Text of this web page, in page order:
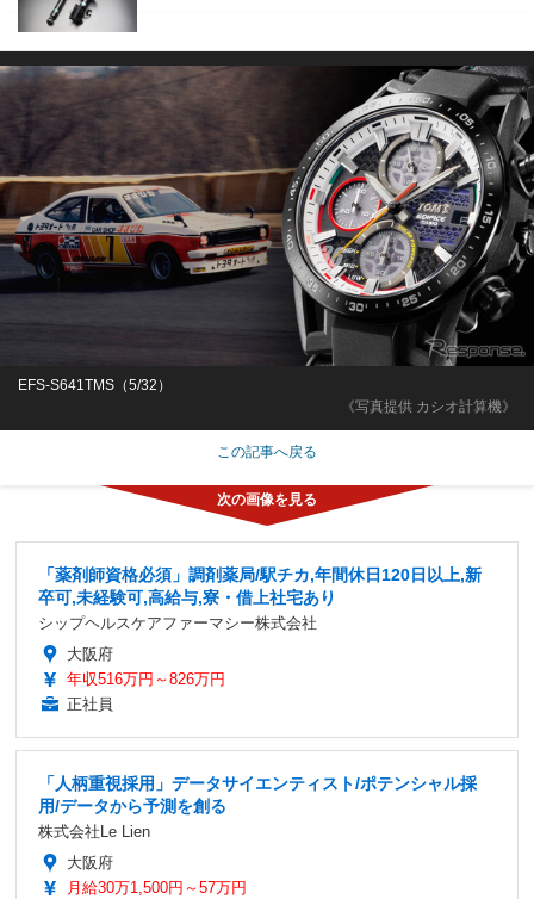
《写真提供 カシオ計算機》
EFS-S641TMS（5/32）
この記事へ戻る
「薬剤師資格必須」調剤薬局/駅チカ,年間休日120日以上,新
卒可,未経験可,高給与,寮・借上社宅あり
シップヘルスケアファーマシー株式会社
大阪府
年収516万円～826万円
正社員
「人柄重視採用」データサイエンティスト/ポテンシャル採
用/データから予測を創る
株式会社Le Lien
大阪府
月給30万1,500円～57万円